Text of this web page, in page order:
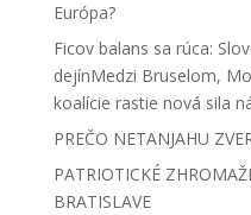
Európa?
Ficov balans sa rúca:
dejínMedzi Bruselom,
koalície rastie nová sila
PREČO NETANJAHU
PATRIOTICKÉ
BRATISLAVE